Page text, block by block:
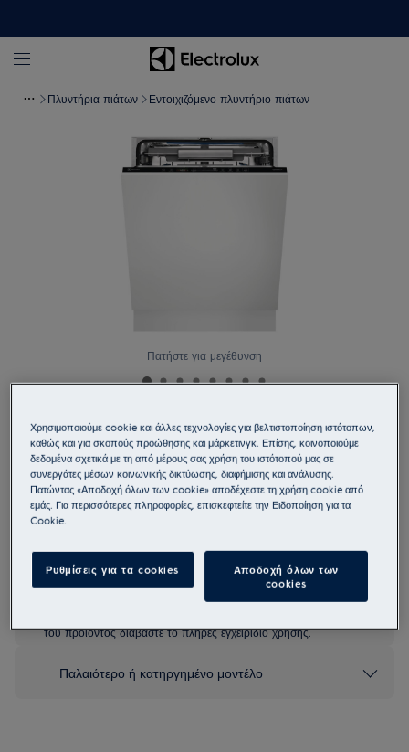
Πλυντήρια πιάτων Εντοιχιζόμενο πλυντήριο πιάτων
Πατήστε για μεγέθυνση
EEC67300L
800 ComfortLift Πλυντήριο Πιάτων
60 εκ.
3.2 (5)
σύμφωνα με τον κανονισμό 2023/988 της ΕΕ παρατίθενται στα
του προϊόντος διαβάστε το πλήρες εγχειρίδιο χρήσης.
Παλαιότερο ή κατηργημένο μοντέλο
Χρησιμοποιούμε cookie και άλλες τεχνολογίες για βελτιστοποίηση ιστότοπων,
καθώς και για σκοπούς προώθησης και μάρκετινγκ. Επίσης, κοινοποιούμε
δεδομένα σχετικά με τη από μέρους σας χρήση του ιστότοπού μας σε
συνεργάτες μέσων κοινωνικής δικτύωσης, διαφήμισης και ανάλυσης.
Πατώντας «Αποδοχή όλων των cookie» αποδέχεστε τη χρήση cookie από
εμάς. Για περισσότερες πληροφορίες, επισκεφτείτε την Ειδοποίηση για τα
Cookie.
Ρυθμίσεις για τα cookies
Αποδοχή όλων των
cookies